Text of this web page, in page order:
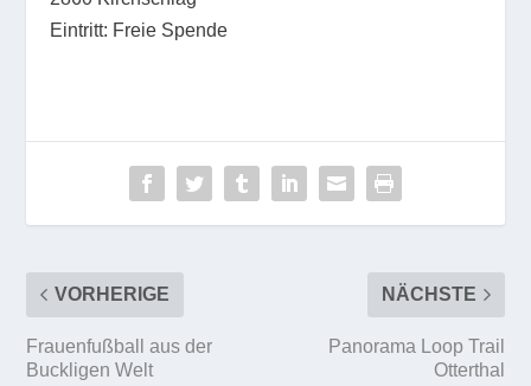
Eintritt: Freie Spende
VORHERIGE
Frauenfußball aus der
Buckligen Welt
NÄCHSTE
Panorama Loop Trail
Otterthal